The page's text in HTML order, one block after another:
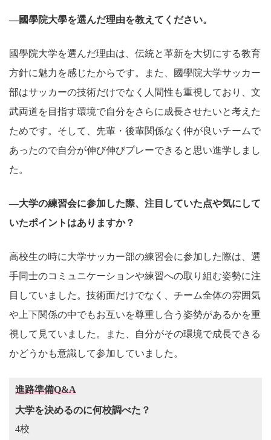
―國學院大學を選んだ理由を教えてください。
國學院大学を選んだ理由は、伝統と革新を大切にする教育
方針に魅力を感じたからです。また、國學院大学サッカー
部はサッカーの技術だけでなく人間性も重視しており、文
武両道を目指す環境で自分をさらに成長させたいと考えた
ためです。そして、先輩・後輩関係なく仲が良いチームで
あったので自分が伸び伸びプレーできると思い進学しまし
た。
―大学の練習会に参加した際、注目していた点や気にして
いたポイントはありますか？
高校生の時に大学サッカー部の練習会に参加した際は、選
手同士のコミュニケーションや練習への取り組む姿勢に注
目していました。技術面だけでなく、チーム全体の雰囲気
や上下関係の中でもお互いを尊重し合う姿勢があるかを重
視して見ていました。また、自分がその環境で成長できる
かどうかも意識して参加していました。
進路準備Q&A
大学を決めるのに何校調べた？
4校